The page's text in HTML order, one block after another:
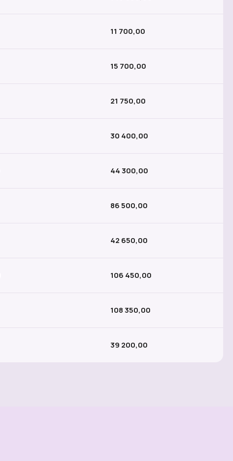
11 700,00
15 700,00
21 750,00
30 400,00
44 300,00
86 500,00
42 650,00
106 450,00
108 350,00
39 200,00